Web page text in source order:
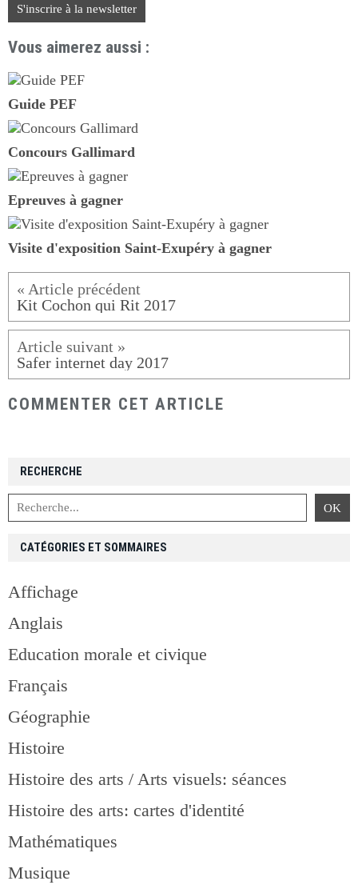
S'inscrire à la newsletter
Vous aimerez aussi :
Guide PEF
Concours Gallimard
Epreuves à gagner
Visite d'exposition Saint-Exupéry à gagner
Kit Cochon qui Rit 2017
Safer internet day 2017
COMMENTER CET ARTICLE
RECHERCHE
CATÉGORIES ET SOMMAIRES
Affichage
Anglais
Education morale et civique
Français
Géographie
Histoire
Histoire des arts / Arts visuels: séances
Histoire des arts: cartes d'identité
Mathématiques
Musique